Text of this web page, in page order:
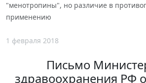
"менотропины", но различие в
применению
1 февраля 2018
Письмо
здравоохранения РФ